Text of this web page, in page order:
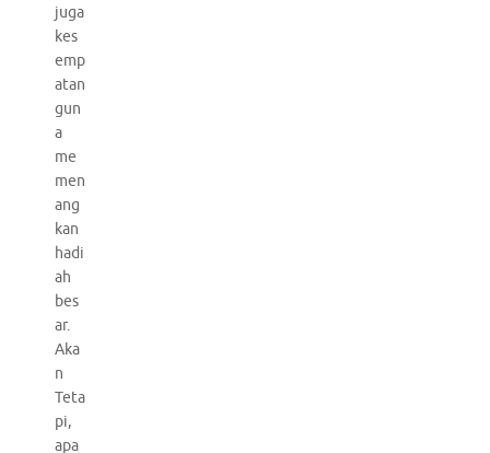
juga
kes
emp
atan
gun
a
me
men
ang
kan
hadi
ah
bes
ar.
Aka
n
Teta
pi,
apa